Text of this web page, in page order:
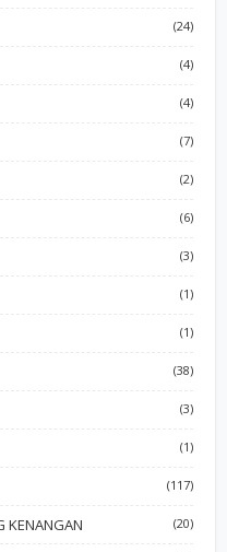
(24)
(4)
(4)
(7)
(2)
(6)
(3)
(1)
(1)
(38)
(3)
(1)
(117)
KENANGAN (20)